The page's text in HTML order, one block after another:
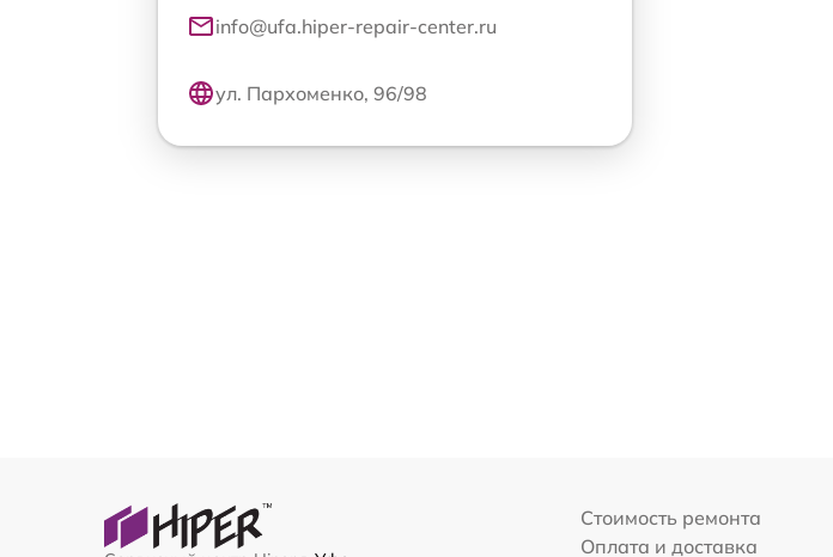
info@ufa.hiper-repair-center.ru
ул. Пархоменко, 96/98
Стоимость ремонта
Оплата и доставка